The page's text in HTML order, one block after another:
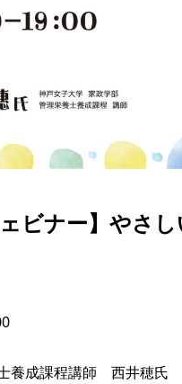
ビナー】やさ
養成課程講師　西井穂氏